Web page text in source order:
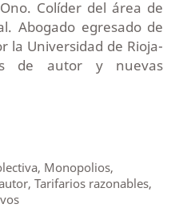
Colíder del área de
Abogado egresado de
la Universidad de Rioja-
de autor y nuevas
Monopolios,
Tarifarios razonables,